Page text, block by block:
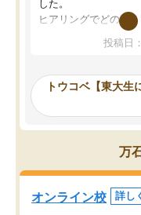
した。
ヒアリングでどのよ
か、オプションは付
事が出来ました。
ーティングを行い、
見てから講師を決定す
す。
うちの子は、初回面
オンラインツールを使
共有があり宿題もそち
投稿日
トウコベ【東大生
万
オンライン校 詳し